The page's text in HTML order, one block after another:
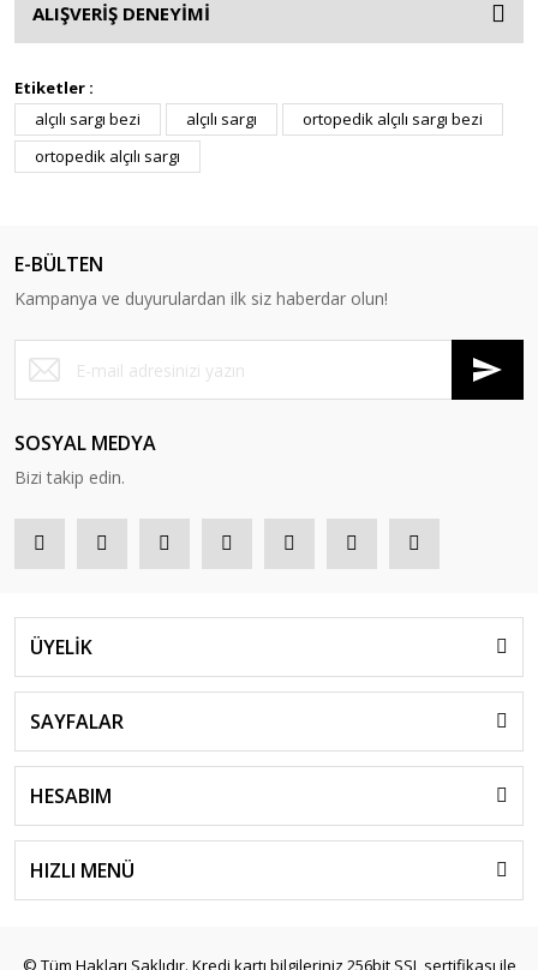
ALIŞVERİŞ DENEYİMİ
Etiketler :
alçılı sargı bezi
alçılı sargı
ortopedik alçılı sargı bezi
ortopedik alçılı sargı
E-BÜLTEN
Kampanya ve duyurulardan ilk siz haberdar olun!
SOSYAL MEDYA
Bizi takip edin.
ÜYELİK
SAYFALAR
HESABIM
HIZLI MENÜ
© Tüm Hakları Saklıdır. Kredi kartı bilgileriniz 256bit SSL sertifikası ile